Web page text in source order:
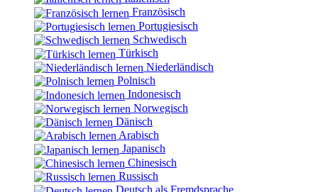
Französisch
Portugiesisch
Schwedisch
Türkisch
Niederländisch
Polnisch
Indonesisch
Norwegisch
Dänisch
Arabisch
Japanisch
Chinesisch
Russisch